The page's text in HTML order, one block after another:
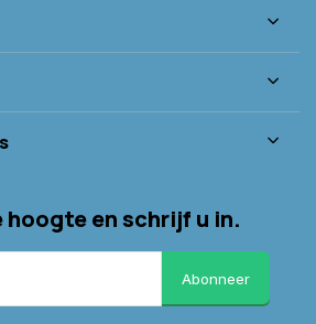
hoogte en schrijf u in.
Abonneer